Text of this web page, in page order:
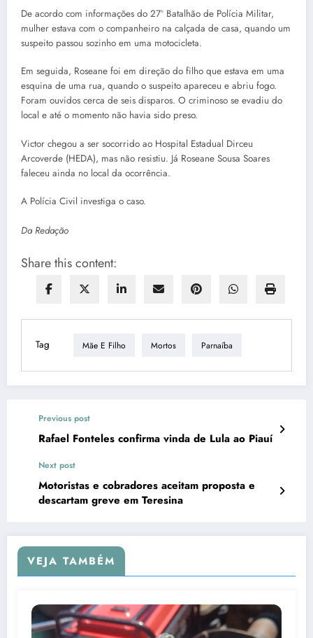
De acordo com informações do 27º Batalhão de Polícia Militar,
mulher estava com o companheiro na calçada de casa, quando um
suspeito passou sozinho em uma motocicleta.
Em seguida, Roseane foi em direção do filho que estava em uma
esquina de uma rua, quando o suspeito apareceu e abriu fogo.
Foram ouvidos cerca de seis disparos. O criminoso se evadiu do
local e até o momento não havia sido preso.
Victor chegou a ser socorrido ao Hospital Estadual Dirceu
Arcoverde (HEDA), mas não resistiu. Já Roseane Sousa Soares
faleceu ainda no local da ocorrência.
A Polícia Civil investiga o caso.
Da Redação
Share this content:
Tag Mãe E Filho Mortos Parnaíba
Previous post
Rafael Fonteles confirma vinda de Lula ao Piauí
Next post
Motoristas e cobradores aceitam proposta e
descartam greve em Teresina
VEJA TAMBÉM